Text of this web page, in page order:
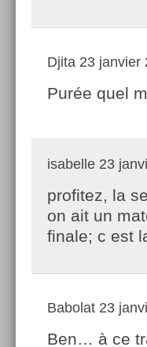
Djita 23 janvier
Purée quel
isabelle 23
profitez, la
on ait un
finale; c est
Babolat 23
Ben… à ce